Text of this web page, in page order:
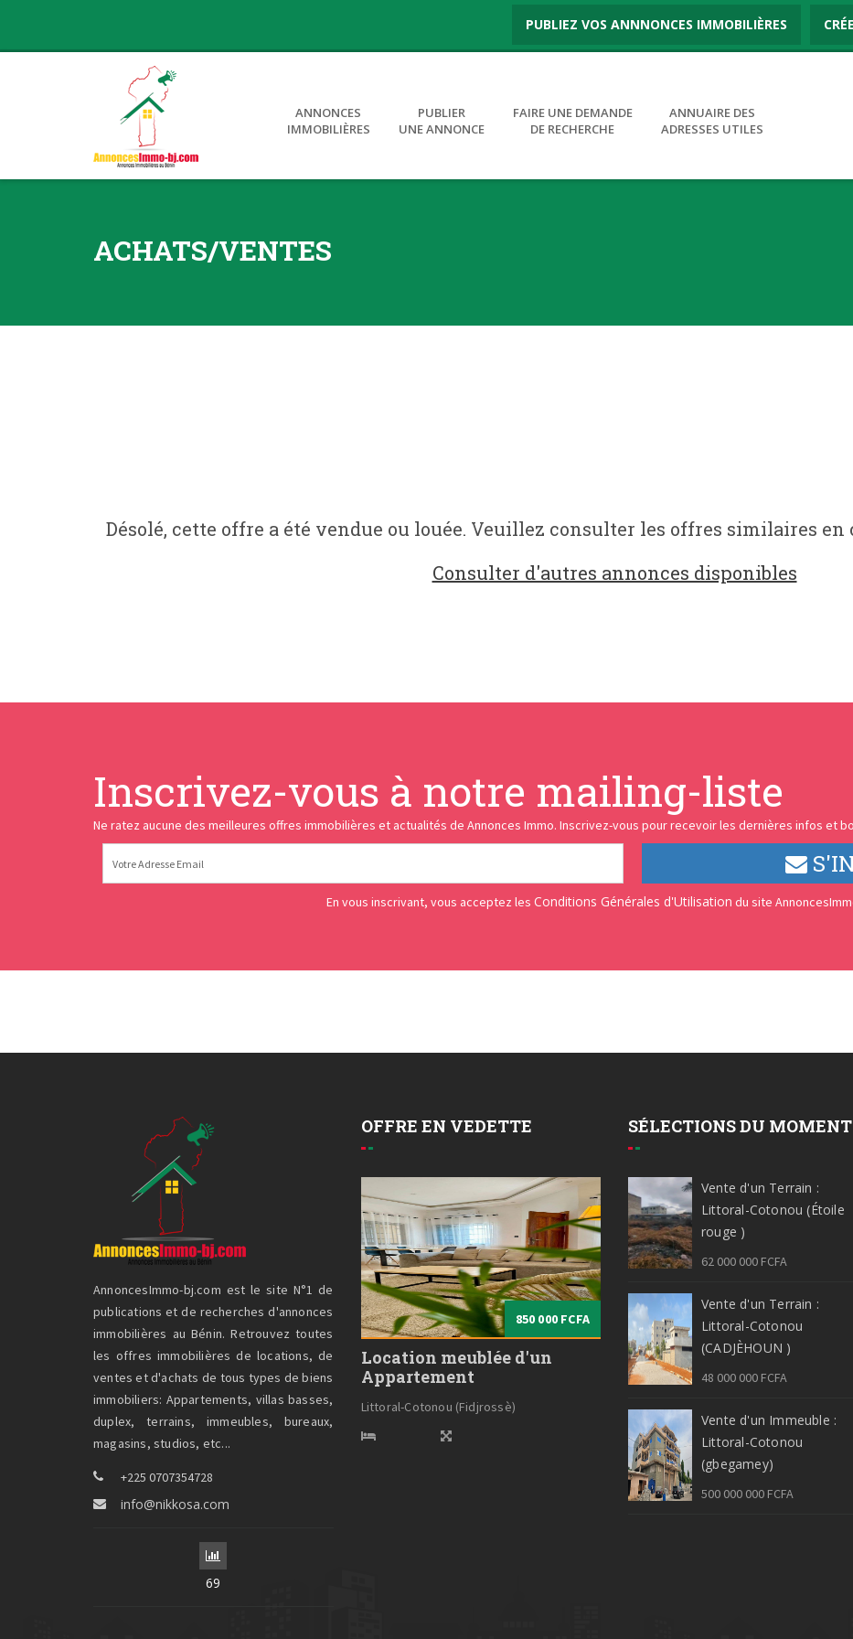
PUBLIEZ VOS ANNNONCES IMMOBILIÈRES
ANNONCES
IMMOBILIÈRES
PUBLIER
UNE ANNONCE
FAIRE UNE DEMANDE
DE RECHERCHE
ANNUAIRE DES
ADRESSES UTILES
ACHATS/VENTES
Désolé, cette offre a été vendue ou louée. Veuillez consulter les offres similaires
Consulter d'autres annonces disponibles
Inscrivez-vous à notre mailing-liste
Ne ratez aucune des meilleures offres immobilières et actualités de Annonces Immo. Inscrivez-vous pour recevoir les dernières infos et
En vous inscrivant, vous acceptez les Conditions Générales d'Utilisation du site
AnnoncesImmo-bj.com est le site N°1 de
publications et de recherches d'annonces
immobilières au Bénin. Retrouvez toutes
les offres immobilières de locations, de
ventes et d'achats de tous types de biens
immobiliers: Appartements, villas basses,
duplex, terrains, immeubles, bureaux,
magasins, studios, etc...
+225 0707354728
info@nikkosa.com
69
OFFRE EN VEDETTE
850 000 FCFA
Location meublée d'un
Appartement
Littoral-Cotonou (Fidjrossè)
SÉLECTIONS DU MOMENT
Vente d'un Terrain :
Littoral-Cotonou (Étoile
rouge )
62 000 000 FCFA
Vente d'un Terrain :
Littoral-Cotonou
(CADJÈHOUN )
48 000 000 FCFA
Vente d'un Immeuble :
Littoral-Cotonou
(gbegamey)
500 000 000 FCFA